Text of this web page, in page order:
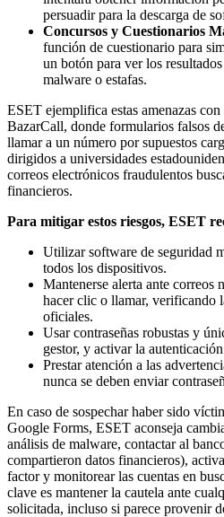
persuadir para la descarga de
Concursos y Cuestionarios
función de cuestionario para
un botón para ver los
malware o estafas.
ESET ejemplifica estas amenazas
BazarCall, donde formularios falsos
llamar a un número por supuestos
dirigidos a universidades
correos electrónicos fraudulentos
financieros.
Para mitigar estos riesgos, ESET
Utilizar software de seguridad
todos los dispositivos.
Mantenerse alerta ante correos
hacer clic o llamar, verificando
oficiales.
Usar contraseñas robustas y
gestor, y activar la
Prestar atención a las
nunca se deben enviar
En caso de sospechar haber sido
Google Forms, ESET aconseja
análisis de malware, contactar al
compartieron datos financieros),
factor y monitorear las cuentas en
clave es mantener la cautela ante
solicitada, incluso si parece provenir